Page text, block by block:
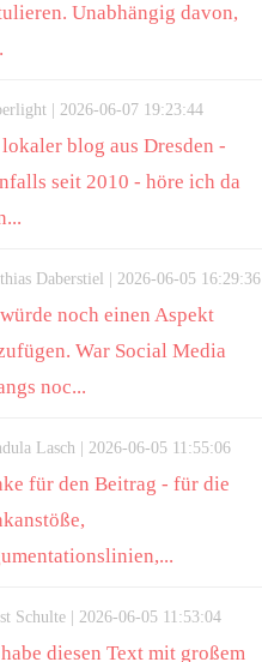
Unabhängig davon,
| 2026-06-07 19:23:44
blog aus Dresden -
seit 2010 - höre ich da
Daberstiel | 2026-06-05 16:29:36
noch einen Aspekt
War Social Media
noc...
Lasch | 2026-06-05 11:55:06
für den Beitrag - für die
Schulte | 2026-06-05 11:53:04
diesen Text mit großem